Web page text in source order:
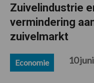
Zuivelindustrie
vermindering
zuivelmarkt
Economie 10